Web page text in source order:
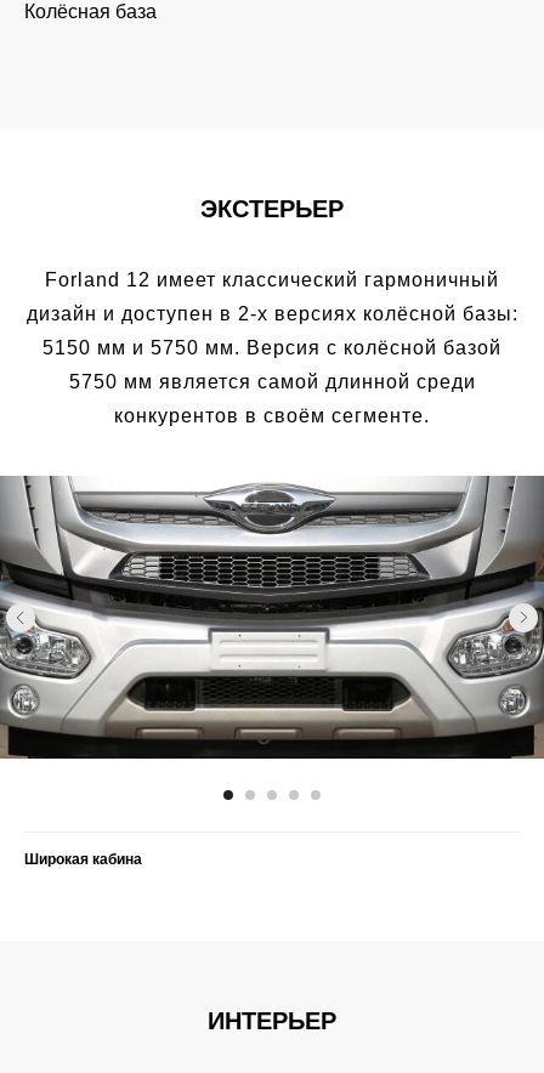
Колёсная база
ЭКСТЕРЬЕР
Forland 12 имеет классический гармоничный
дизайн и доступен в 2-х версиях колёсной базы:
5150 мм и 5750 мм. Версия с колёсной базой
5750 мм является самой длинной среди
конкурентов в своём сегменте.
Широкая кабина
ИНТЕРЬЕР